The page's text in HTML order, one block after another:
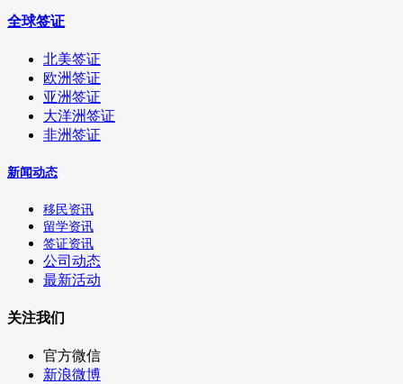
全球签证
北美签证
欧洲签证
亚洲签证
大洋洲签证
非洲签证
新闻动态
移民资讯
留学资讯
签证资讯
公司动态
最新活动
关注我们
官方微信
新浪微博